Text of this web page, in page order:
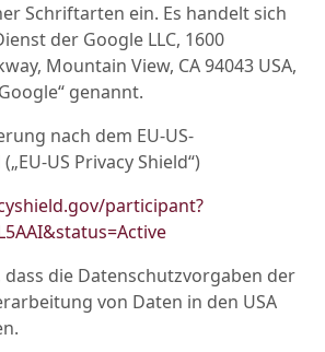
Schriftarten ein. Es handelt sich
der Google LLC, 1600
Mountain View, CA 94043 USA,
genannt.
nach dem EU-US-
US Privacy Shield“)
participant?
die Datenschutzvorgaben der
von Daten in den USA